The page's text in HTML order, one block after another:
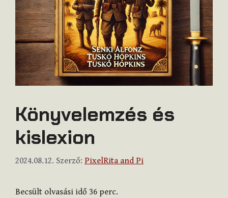
Könyvelemzés és
kislexion
2024.08.12. Szerző: PixelRita and Pi
Becsült olvasási idő 36 perc.